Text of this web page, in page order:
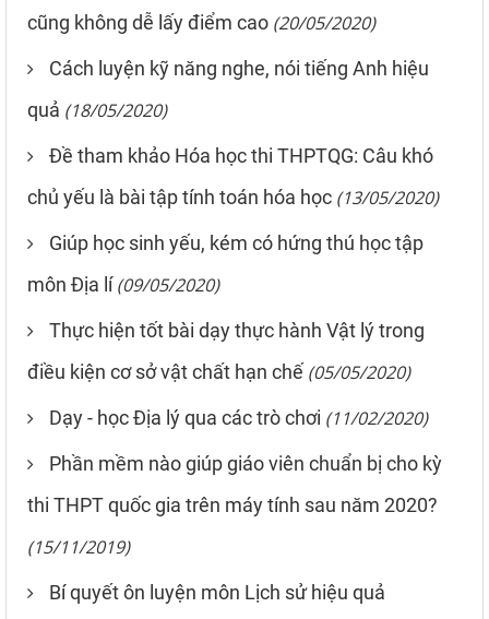
cũng không dễ lấy điểm cao (20/05/2020)
Cách luyện kỹ năng nghe, nói tiếng Anh hiệu
quả (18/05/2020)
Đề tham khảo Hóa học thi THPTQG: Câu khó
chủ yếu là bài tập tính toán hóa học (13/05/2020)
Giúp học sinh yếu, kém có hứng thú học tập
môn Địa lí (09/05/2020)
Thực hiện tốt bài dạy thực hành Vật lý trong
điều kiện cơ sở vật chất hạn chế (05/05/2020)
Dạy - học Địa lý qua các trò chơi (11/02/2020)
Phần mềm nào giúp giáo viên chuẩn bị cho kỳ
thi THPT quốc gia trên máy tính sau năm 2020?
(15/11/2019)
Bí quyết ôn luyện môn Lịch sử hiệu quả